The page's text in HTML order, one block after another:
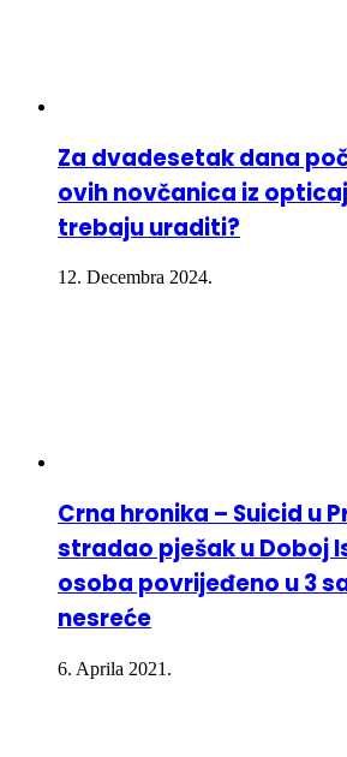
Za dvadesetak dana
ovih novčanica iz
trebaju uraditi?
12. Decembra 2024.
Crna hronika – Suicid u
stradao pješak u Doboj
osoba povrijeđeno u 3
nesreće
6. Aprila 2021.